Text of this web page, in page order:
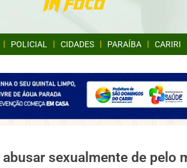
POLICIAL CIDADES PARAÍBA CARIRI
sexualmente de pelo